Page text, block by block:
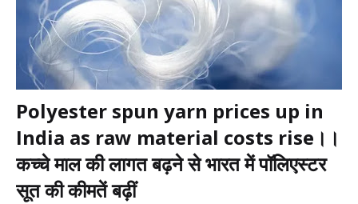
Polyester spun yarn prices up in
India as raw material costs rise।।
कच्चे माल की लागत बढ़ने से भारत में पॉलिएस्टर
सूत की कीमतें बढ़ीं